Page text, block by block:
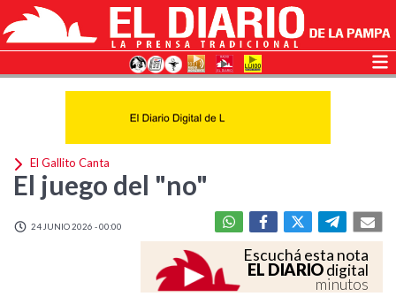
El Gallito Canta
El juego del "no"
24 JUNIO 2026 - 00:00
Escuchá esta nota
EL DIARIOdigital
minutos